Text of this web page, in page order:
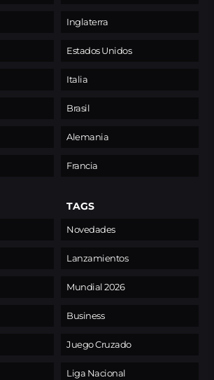
Inglaterra
Estados Unidos
Italia
Brasil
Alemania
Francia
TAGS
Novedades
Lanzamientos
Mundial 2026
Business
Juego Cruzado
Liga Nacional